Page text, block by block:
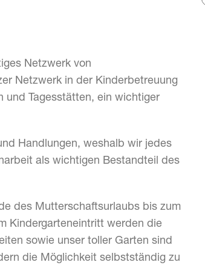
Netzwerk von
Netzwerk in der Kinderbetreuung
und Tagesstätten, ein wichtiger
Handlungen, weshalb wir jedes
als wichtigen Bestandteil des
des Mutterschaftsurlaubs bis zum
Kindergarteneintritt werden die
sowie unser toller Garten sind
die Möglichkeit selbstständig zu